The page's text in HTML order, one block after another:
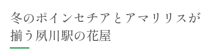
冬のポインセチアとアマリリスが
揃う夙川駅の花屋